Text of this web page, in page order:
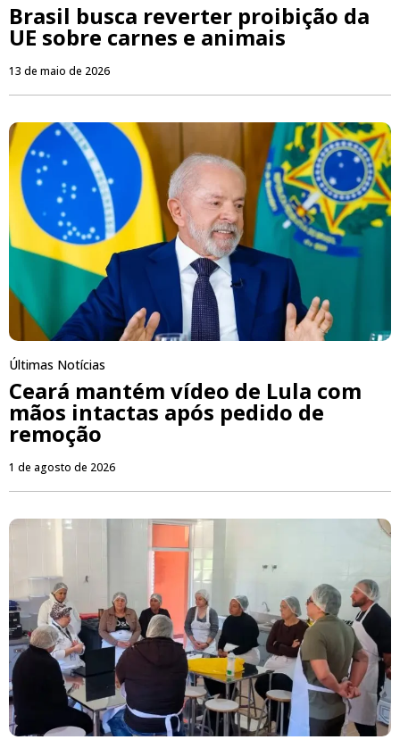
Brasil busca reverter proibição da
UE sobre carnes e animais
13 de maio de 2026
Últimas Notícias
Ceará mantém vídeo de Lula com
mãos intactas após pedido de
remoção
1 de agosto de 2026